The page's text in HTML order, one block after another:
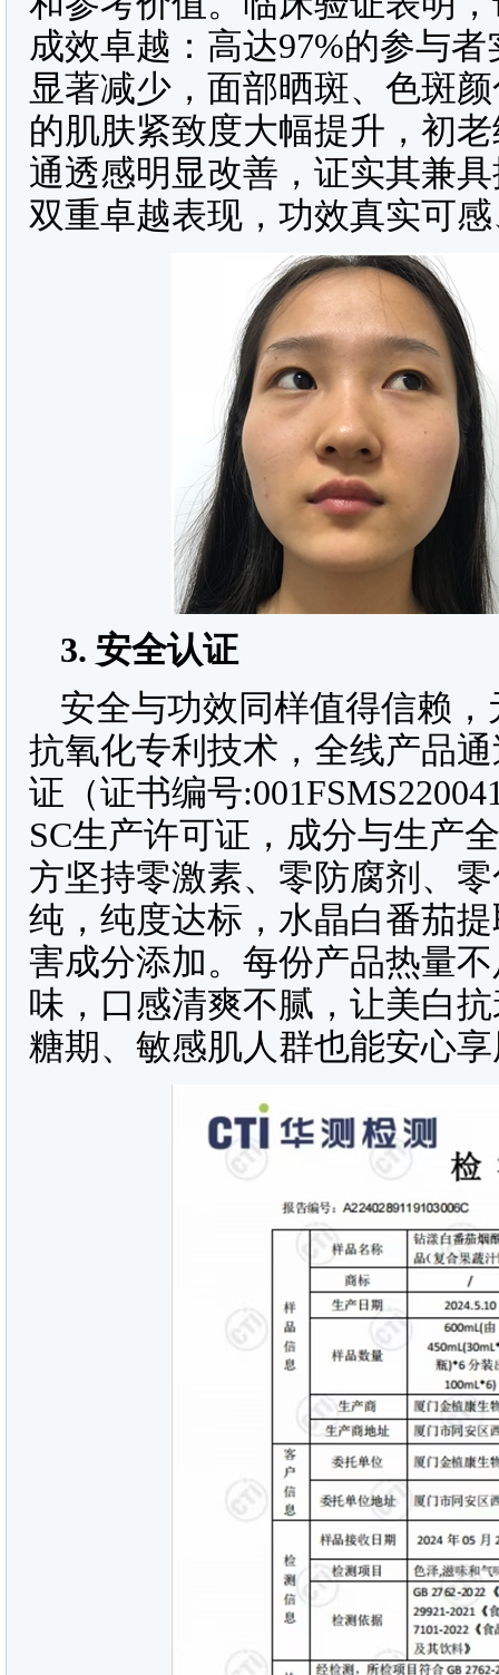
成效卓越：高达97%的参与
显著减少，面部晒斑、色斑
的肌肤紧致度大幅提升，初
通透感明显改善，证实其兼
双重卓越表现，功效真实可
3. 安全认证
安全与功效同样值得信赖
抗氧化专利技术，全线产品
证（证书编号
SC生产许可证，成分与生产
方坚持零激素、零防腐剂、
纯，纯度达标，水晶白番茄
害成分添加。每份产品热量
味，口感清爽不腻，让美白
糖期、敏感肌人群也能安心